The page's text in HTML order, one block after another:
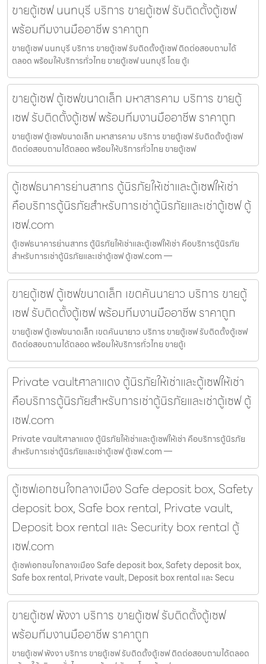
ขายตู้เซฟ นนทบุรี บริการ ขายตู้เซฟ รับติดตั้งตู้เซฟ
พร้อมทีมงานมืออาชีพ ราคาถูก
ขายตู้เซฟ นนทบุรี บริการ ขายตู้เซฟ รับติดตั้งตู้เซฟ ติดต่อสอบถามได้
ตลอด พร้อมให้บริการทั่วไทย ขายตู้เซฟ นนทบุรี โดย ตู้เ
ขายตู้เซฟ ตู้เซฟขนาดเล็ก มหาสารคาม บริการ ขายตู้
เซฟ รับติดตั้งตู้เซฟ พร้อมทีมงานมืออาชีพ ราคาถูก
ขายตู้เซฟ ตู้เซฟขนาดเล็ก มหาสารคาม บริการ ขายตู้เซฟ รับติดตั้งตู้เซฟ
ติดต่อสอบถามได้ตลอด พร้อมให้บริการทั่วไทย ขายตู้เซฟ
ตู้เซฟธนาคารย่านสาทร ตู้นิรภัยให้เช่าและตู้เซฟให้เช่า
คือบริการตู้นิรภัยสำหรับการเช่าตู้นิรภัยและเช่าตู้เซฟ ตู้
เซฟ.com
ตู้เซฟธนาคารย่านสาทร ตู้นิรภัยให้เช่าและตู้เซฟให้เช่า คือบริการตู้นิรภัย
สำหรับการเช่าตู้นิรภัยและเช่าตู้เซฟ ตู้เซฟ.com —
ขายตู้เซฟ ตู้เซฟขนาดเล็ก เขตคันนายาว บริการ ขายตู้
เซฟ รับติดตั้งตู้เซฟ พร้อมทีมงานมืออาชีพ ราคาถูก
ขายตู้เซฟ ตู้เซฟขนาดเล็ก เขตคันนายาว บริการ ขายตู้เซฟ รับติดตั้งตู้เซฟ
ติดต่อสอบถามได้ตลอด พร้อมให้บริการทั่วไทย ขายตู้เ
Private vaultศาลาแดง ตู้นิรภัยให้เช่าและตู้เซฟให้เช่า
คือบริการตู้นิรภัยสำหรับการเช่าตู้นิรภัยและเช่าตู้เซฟ ตู้
เซฟ.com
Private vaultศาลาแดง ตู้นิรภัยให้เช่าและตู้เซฟให้เช่า คือบริการตู้นิรภัย
สำหรับการเช่าตู้นิรภัยและเช่าตู้เซฟ ตู้เซฟ.com —
ตู้เซฟเอกชนใจกลางเมือง Safe deposit box, Safety
deposit box, Safe box rental, Private vault,
Deposit box rental และ Security box rental ตู้
เซฟ.com
ตู้เซฟเอกชนใจกลางเมือง Safe deposit box, Safety deposit box,
Safe box rental, Private vault, Deposit box rental และ Secu
ขายตู้เซฟ พังงา บริการ ขายตู้เซฟ รับติดตั้งตู้เซฟ
พร้อมทีมงานมืออาชีพ ราคาถูก
ขายตู้เซฟ พังงา บริการ ขายตู้เซฟ รับติดตั้งตู้เซฟ ติดต่อสอบถามได้ตลอด